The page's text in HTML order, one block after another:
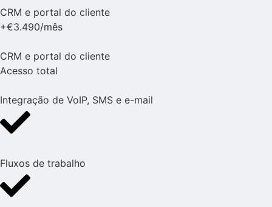
CRM e portal do cliente
+€3.490/mês
CRM e portal do cliente
Acesso total
Integração de VoIP, SMS e e-mail
Fluxos de trabalho